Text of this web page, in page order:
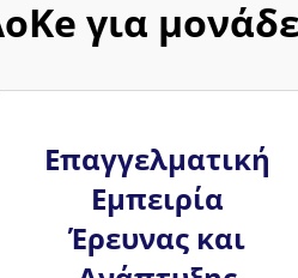
για
Επαγγελματική
Εμπειρία
Έρευνας και